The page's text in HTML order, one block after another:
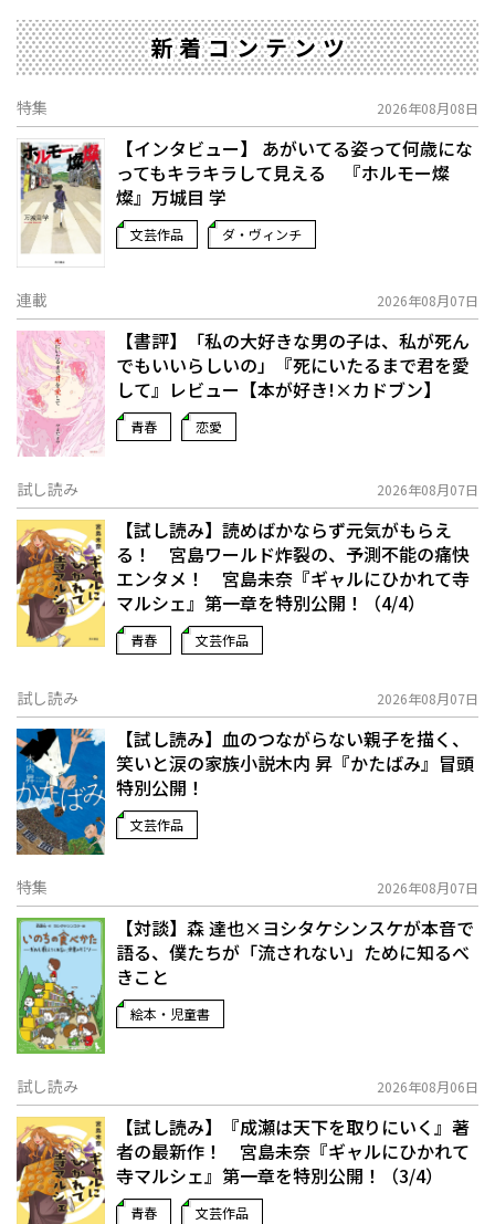
新着コンテンツ
特集 2026年08月08日
【インタビュー】 あがいてる姿って何歳にな
ってもキラキラして見える 『ホルモー燦
燦』万城目 学
文芸作品 ダ・ヴィンチ
連載 2026年08月07日
【書評】「私の大好きな男の子は、私が死ん
でもいいらしいの」――『死にいたるまで君を愛
して』レビュー【本が好き!×カドブン】
青春 恋愛
試し読み 2026年08月07日
【試し読み】読めばかならず元気がもらえ
る！ 宮島ワールド炸裂の、予測不能の痛快
エンタメ！ 宮島未奈『ギャルにひかれて寺
マルシェ』第一章を特別公開！（4/4）
青春 文芸作品
試し読み 2026年08月07日
【試し読み】血のつながらない親子を描く、
笑いと涙の家族小説――木内 昇『かたばみ』冒頭
特別公開！
文芸作品
特集 2026年08月07日
【対談】森 達也×ヨシタケシンスケが本音で
語る、僕たちが「流されない」ために知るべ
きこと
絵本・児童書
試し読み 2026年08月06日
【試し読み】『成瀬は天下を取りにいく』著
者の最新作！ 宮島未奈『ギャルにひかれて
寺マルシェ』第一章を特別公開！（3/4）
青春 文芸作品